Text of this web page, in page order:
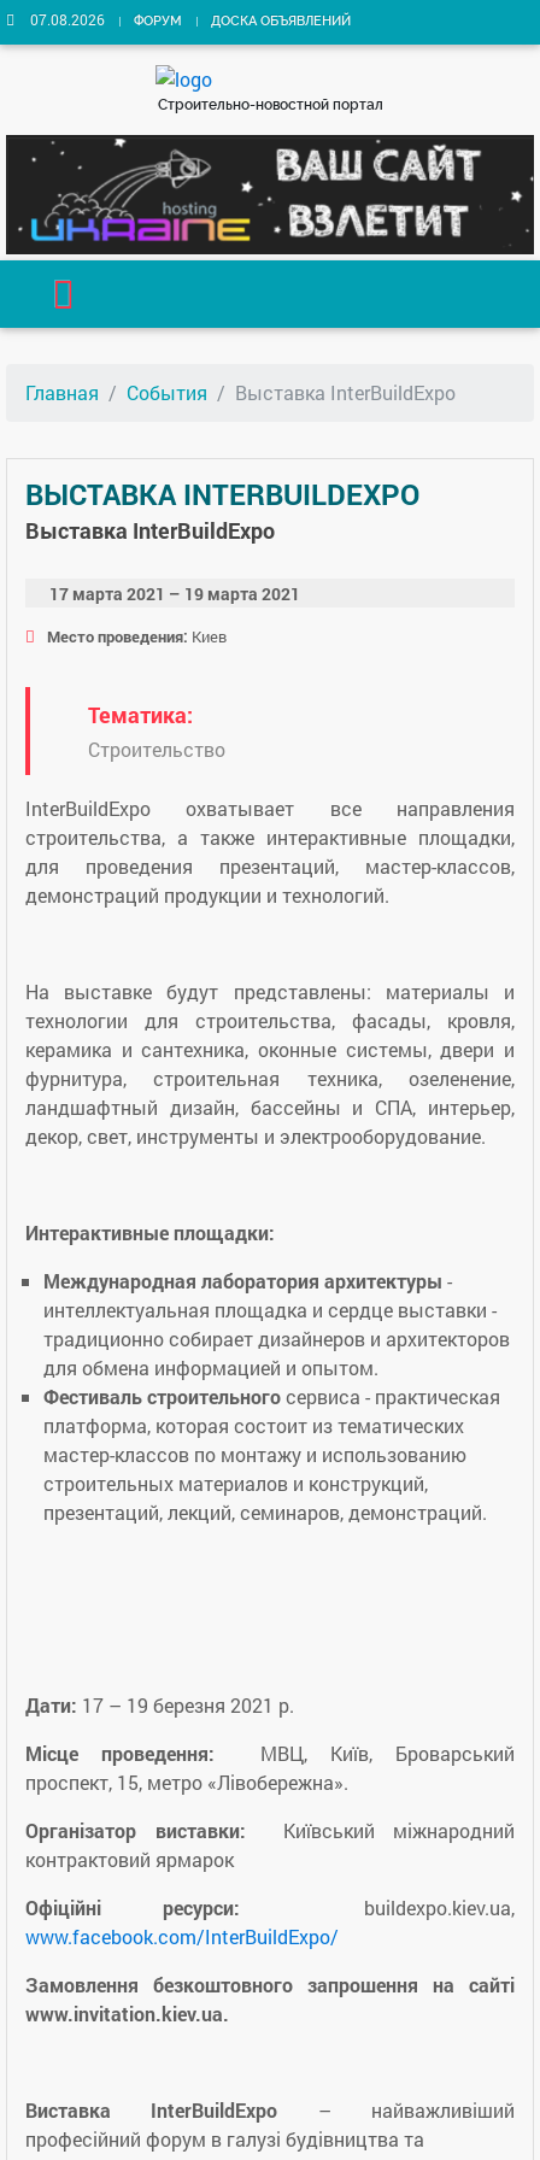
07.08.2026 ФОРУМ ДОСКА ОБЪЯВЛЕНИЙ
Строительно-новостной портал
Главная События Выставка InterBuildExpo
ВЫСТАВКА INTERBUILDEXPO
Выставка InterBuildExpo
17 марта 2021 – 19 марта 2021
Место проведения: Киев
Тематика:
Строительство
InterBuildExpo охватывает все направления
строительства, а также интерактивные площадки,
для проведения презентаций, мастер-классов,
демонстраций продукции и технологий.
На выставке будут представлены: материалы и
технологии для строительства, фасады, кровля,
керамика и сантехника, оконные системы, двери и
фурнитура, строительная техника, озеленение,
ландшафтный дизайн, бассейны и СПА, интерьер,
декор, свет, инструменты и электрооборудование.
Интерактивные площадки:
Международная лаборатория архитектуры -
интеллектуальная площадка и сердце выставки -
традиционно собирает дизайнеров и архитекторов
для обмена информацией и опытом.
Фестиваль строительногосервиса - практическая
платформа, которая состоит из тематических
мастер-классов по монтажу и использованию
строительных материалов и конструкций,
презентаций, лекций, семинаров, демонстраций.
Дати: 17 – 19 березня 2021 р.
Місце проведення: МВЦ, Київ, Броварський
проспект, 15, метро «Лівобережна».
Організатор виставки: Київський міжнародний
контрактовий ярмарок
Офіційні ресурси: buildexpo.kiev.ua,
www.facebook.com/InterBuildExpo/
Замовлення безкоштовного запрошення на сайті
www.invitation.kiev.ua.
Виставка InterBuildExpo
– найважливіший
професійний форум в галузі будівництва та